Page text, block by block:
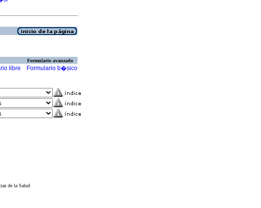
Formulario avanzado
libre Formulario b�sico
de la Salud